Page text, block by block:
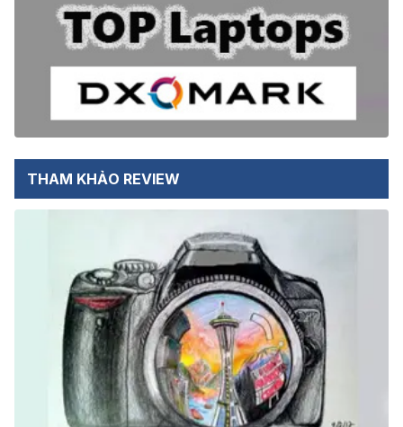
THAM KHẢO REVIEW